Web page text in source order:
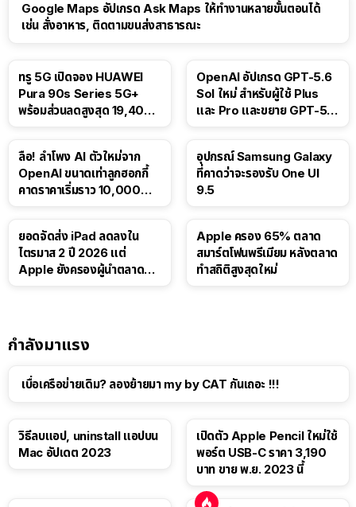
Google Maps อัปเกรด Ask Maps ให้ทำงานหลายขั้นตอนได้
เช่น สั่งอาหาร, ติดตามขนส่งสาธารณะ
ทรู 5G เปิดจอง HUAWEI
Pura 90s Series 5G+
พร้อมส่วนลดสูงสุด 19,400
OpenAI อัปเกรด GPT-5.6
Sol ใหม่ สำหรับผู้ใช้ Plus
และ Pro และขยาย GPT-5.6
ลือ! ลำโพง AI ตัวใหม่จาก
OpenAI ขนาดเท่าลูกฮอกกี้
คาดราคาเริ่มราว 10,000
อุปกรณ์ Samsung Galaxy
ที่คาดว่าจะรองรับ One UI
9.5
ยอดจัดส่ง iPad ลดลงใน
ไตรมาส 2 ปี 2026 แต่
Apple ยังครองผู้นำตลาด
Apple ครอง 65% ตลาด
สมาร์ตโฟนพรีเมียม หลังตลาด
ทำสถิติสูงสุดใหม่
กำลังมาแรง
เบื่อเครือข่ายเดิม? ลองย้ายมา my by CAT กันเถอะ !!!
วิธีลบแอป, uninstall แอปบน
Mac อัปเดต 2023
เปิดตัว Apple Pencil ใหม่ใช้
พอร์ต USB-C ราคา 3,190
บาท ขาย พ.ย. 2023 นี้